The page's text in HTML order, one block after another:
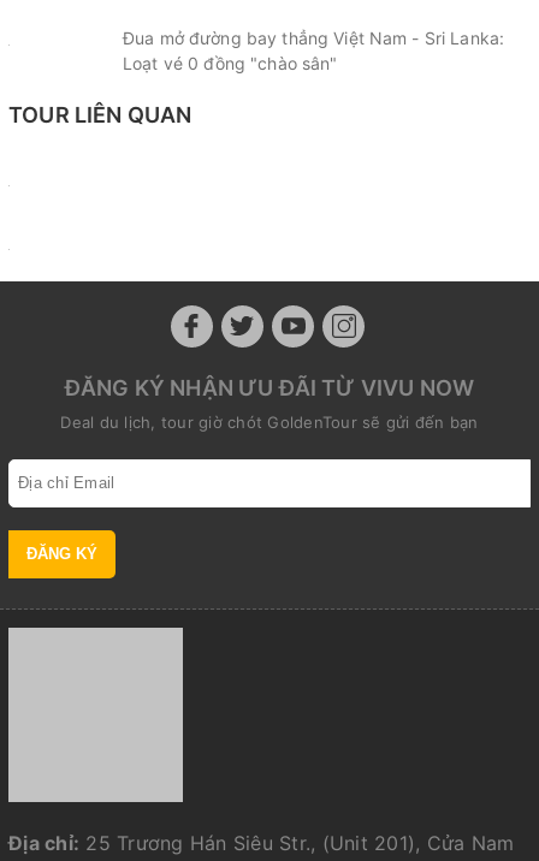
Đua mở đường bay thẳng Việt Nam - Sri Lanka:
Loạt vé 0 đồng "chào sân"
TOUR LIÊN QUAN
ĐĂNG KÝ NHẬN ƯU ĐÃI TỪ VIVU NOW
Deal du lịch, tour giờ chót GoldenTour sẽ gửi đến bạn
ĐĂNG KÝ
Địa chỉ: 25 Trương Hán Siêu Str., (Unit 201), Cửa Nam